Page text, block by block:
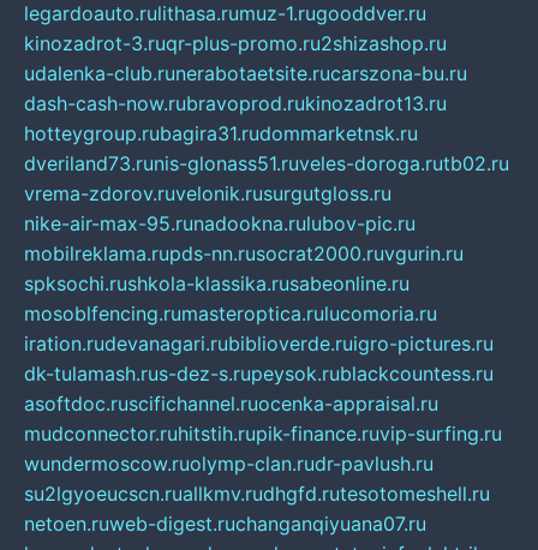
legardoauto.rulithasa.rumuz-1.rugooddver.ru
kinozadrot-3.ruqr-plus-promo.ru2shizashop.ru
udalenka-club.runerabotaetsite.rucarszona-bu.ru
dash-cash-now.rubravoprod.rukinozadrot13.ru
hotteygroup.rubagira31.rudommarketnsk.ru
dveriland73.runis-glonass51.ruveles-doroga.rutb02.ru
vrema-zdorov.ruvelonik.rusurgutgloss.ru
nike-air-max-95.runadookna.rulubov-pic.ru
mobilreklama.rupds-nn.rusocrat2000.ruvgurin.ru
spksochi.rushkola-klassika.rusabeonline.ru
mosoblfencing.rumasteroptica.rulucomoria.ru
iration.rudevanagari.rubiblioverde.ruigro-pictures.ru
dk-tulamash.rus-dez-s.rupeysok.rublackcountess.ru
asoftdoc.ruscifichannel.ruocenka-appraisal.ru
mudconnector.ruhitstih.rupik-finance.ruvip-surfing.ru
wundermoscow.ruolymp-clan.rudr-pavlush.ru
su2lgyoeucscn.ruallkmv.rudhgfd.rutesotomeshell.ru
netoen.ruweb-digest.ruchanganqiyuana07.ru